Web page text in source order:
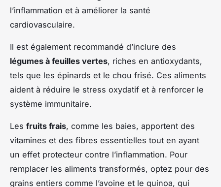
l’inflammation et à améliorer la santé
cardiovasculaire.
Il est également recommandé d’inclure des
légumes à feuilles vertes, riches en antioxydants,
tels que les épinards et le chou frisé. Ces aliments
aident à réduire le stress oxydatif et à renforcer le
système immunitaire.
Les fruits frais, comme les baies, apportent des
vitamines et des fibres essentielles tout en ayant
un effet protecteur contre l’inflammation. Pour
remplacer les aliments transformés, optez pour des
grains entiers comme l’avoine et le quinoa, qui